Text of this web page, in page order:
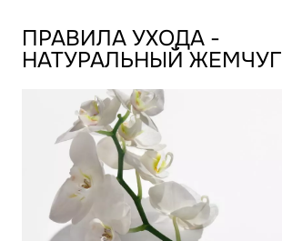
ПРАВИЛА УХОДА -
НАТУРАЛЬНЫЙ ЖЕМЧУГ